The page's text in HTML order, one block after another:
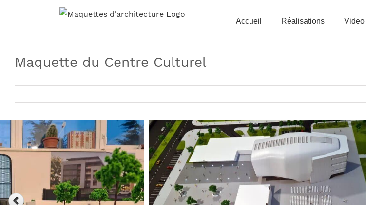
Accueil Réalisations Video
Maquette du Centre Culturel